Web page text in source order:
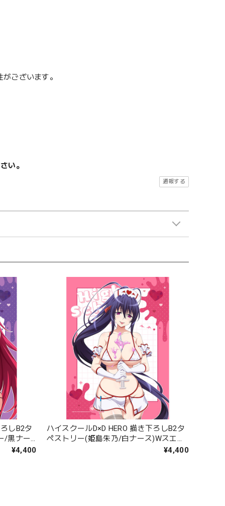
ございます。
い。
通報する
しB2タ
/黒ナー
¥4,400
ハイスクールD×D HERO 描き下ろしB2タ
ペストリー(姫島朱乃/白ナース)Wスエー
¥4,400